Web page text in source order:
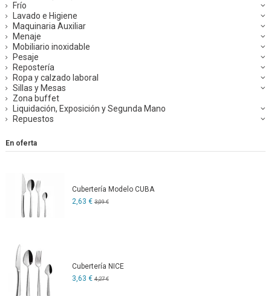
Frío
Lavado e Higiene
Maquinaria Auxiliar
Menaje
Mobiliario inoxidable
Pesaje
Repostería
Ropa y calzado laboral
Sillas y Mesas
Zona buffet
Liquidación, Exposición y Segunda Mano
Repuestos
En oferta
Cubertería Modelo CUBA
2,63 € 3,09 €
Cubertería NICE
3,63 € 4,27 €